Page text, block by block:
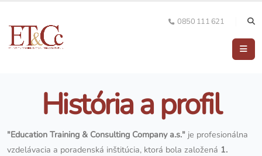
0850 111 621
História a profil
"Education Training & Consulting Company a.s." je profesionálna
vzdelávacia a poradenská inštitúcia, ktorá bola založená 1.